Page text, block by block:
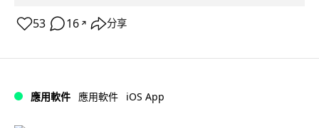
53 16 ↗ 分享
應用軟件 應用軟件 iOS App